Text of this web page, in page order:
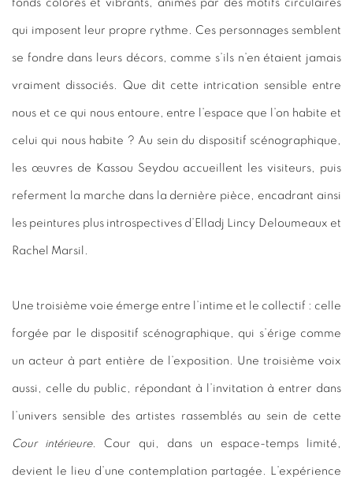
fonds colorés et vibrants, animés par des motifs circulaires
qui imposent leur propre rythme. Ces personnages semblent
se fondre dans leurs décors, comme s’ils n’en étaient jamais
vraiment dissociés. Que dit cette intrication sensible entre
nous et ce qui nous entoure, entre l’espace que l’on habite et
celui qui nous habite ? Au sein du dispositif scénographique,
les œuvres de Kassou Seydou accueillent les visiteurs, puis
referment la marche dans la dernière pièce, encadrant ainsi
les peintures plus introspectives d’Elladj Lincy Deloumeaux et
Rachel Marsil.
Une troisième voie émerge entre l’intime et le collectif : celle
forgée par le dispositif scénographique, qui s’érige comme
un acteur à part entière de l’exposition. Une troisième voix
aussi, celle du public, répondant à l’invitation à entrer dans
l’univers sensible des artistes rassemblés au sein de cette
Cour intérieure. Cour qui, dans un espace-temps limité,
devient le lieu d’une contemplation partagée. L’expérience